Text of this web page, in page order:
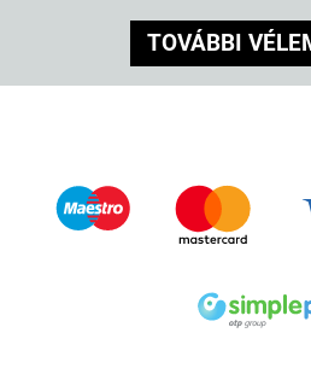
TOVÁBBI